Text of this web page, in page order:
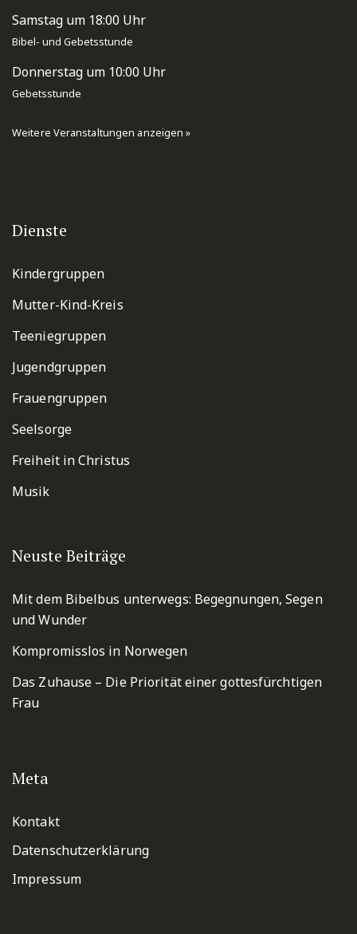
Samstag um 18:00 Uhr
Bibel- und Gebetsstunde
Donnerstag um 10:00 Uhr
Gebetsstunde
Weitere Veranstaltungen anzeigen »
Dienste
Kindergruppen
Mutter-Kind-Kreis
Teeniegruppen
Jugendgruppen
Frauengruppen
Seelsorge
Freiheit in Christus
Musik
Neuste Beiträge
Mit dem Bibelbus unterwegs: Begegnungen, Segen
und Wunder
Kompromisslos in Norwegen
Das Zuhause – Die Priorität einer gottesfürchtigen
Frau
Meta
Kontakt
Datenschutzerklärung
Impressum